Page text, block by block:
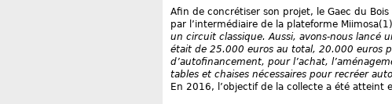
Afin de concrétiser son projet, le Gaec du
par l’intermédiaire de la plateforme
un circuit classique. Aussi, avons-nous lancé
était de 25.000 euros au total, 20.000 euros
d’autofinancement, pour l’achat,
tables et chaises nécessaires pour recréer
En 2016, l’objectif de la collecte a été atteint